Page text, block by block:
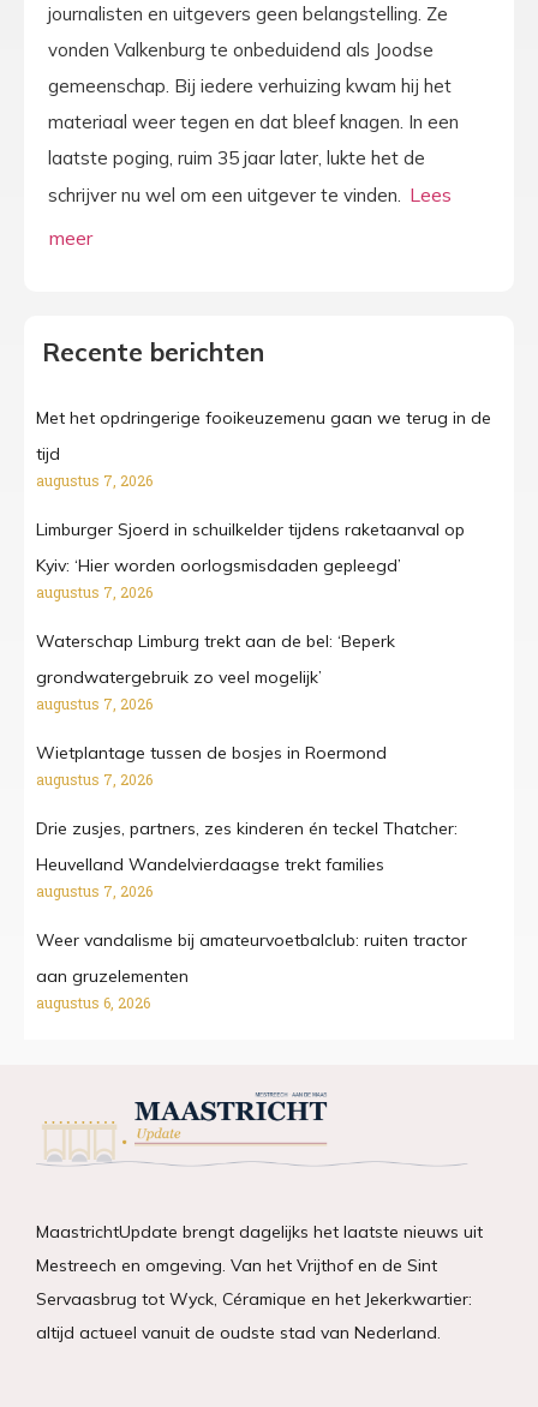
journalisten en uitgevers geen belangstelling. Ze
vonden Valkenburg te onbeduidend als Joodse
gemeenschap. Bij iedere verhuizing kwam hij het
materiaal weer tegen en dat bleef knagen. In een
laatste poging, ruim 35 jaar later, lukte het de
schrijver nu wel om een uitgever te vinden.
Recente berichten
Met het opdringerige fooikeuzemenu gaan we terug in de
tijd
augustus 7, 2026
Limburger Sjoerd in schuilkelder tijdens raketaanval op
Kyiv: ‘Hier worden oorlogsmisdaden gepleegd’
augustus 7, 2026
Waterschap Limburg trekt aan de bel: ‘Beperk
grondwatergebruik zo veel mogelijk’
augustus 7, 2026
Wietplantage tussen de bosjes in Roermond
augustus 7, 2026
Drie zusjes, partners, zes kinderen én teckel Thatcher:
Heuvelland Wandelvierdaagse trekt families
augustus 7, 2026
Weer vandalisme bij amateurvoetbalclub: ruiten tractor
aan gruzelementen
augustus 6, 2026
MaastrichtUpdate brengt dagelijks het laatste nieuws uit
Mestreech en omgeving. Van het Vrijthof en de Sint
Servaasbrug tot Wyck, Céramique en het Jekerkwartier:
altijd actueel vanuit de oudste stad van Nederland.